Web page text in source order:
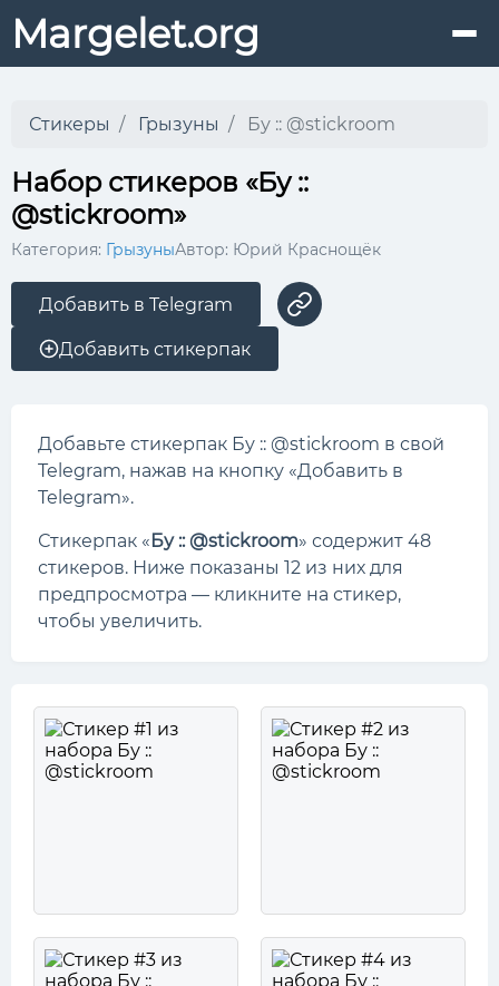
Margelet.org
Стикеры Грызуны Бу :: @stickroom
Набор стикеров «Бу ::
@stickroom»
Категория: ГрызуныАвтор: Юрий Краснощёк
Добавить в Telegram
Добавить стикерпак
Добавьте стикерпак Бу :: @stickroom в свой
Telegram, нажав на кнопку «Добавить в
Telegram».
Стикерпак «Бу :: @stickroom» содержит 48
стикеров. Ниже показаны 12 из них для
предпросмотра — кликните на стикер,
чтобы увеличить.